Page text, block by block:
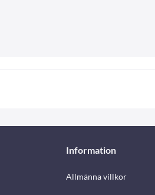
Information
Allmänna villkor